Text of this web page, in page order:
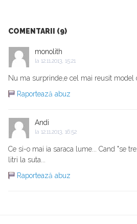
COMENTARII (9)
monolith
la 12.11.2013, 15:21
Nu ma surprinde,e cel mai reusit model
Raportează abuz
Andi
la 12.11.2013, 16:52
Ce si-o mai ia saraca lume... Cand "se
litri la suta...
Raportează abuz